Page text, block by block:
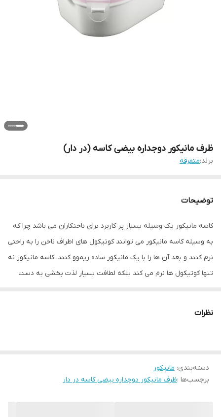
ظرف مانیکور دوجداره بیضی کاسه (در دار)
برند:متفرقه
توضیحات
کاسه مانیکور یک وسیله بسیار پر کاربرد برای ناخنکاران می باشد چرا که
به وسیله کاسه مانیکور می توانند کوتیکول های اطراف ناخن را به راحتی
نرم کنند و بعد آن ها را با یک مانیکور ساده ریموو کنند. کاسه مانیکور نه
تنها کوتیکول ها نرم می کند بلکه لطافت بسیار لذت بخشی به دست
نرم کردن کوتیکول ها
جنس
نظرات
دسته‌بندی: مانیکور
برچسب‌ها :ظرف مانیکور دوجداره بیضی کاسه در دار